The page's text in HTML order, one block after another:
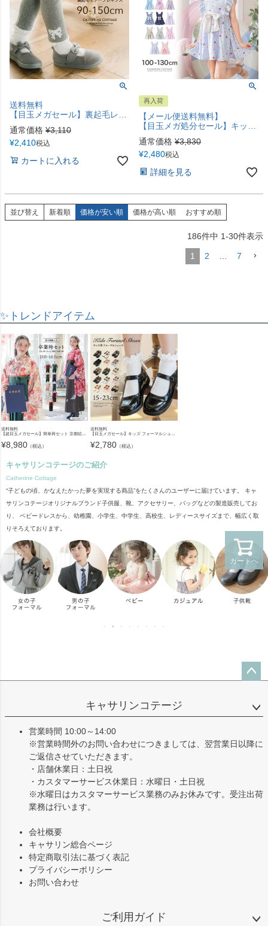
カートへ
送料無料
【目玉メガセール】裏起毛レースモチーフ女の子レギンスTAK
通常価格 ¥3,110
¥2,410税込
カートに入れる
再入荷
【メール便送料無料】
【目玉メガ処分セール】キッズ 水着 女の子 セール 肩フリルワンピース水着 スイムウェア インナーパンツ付き YUP12《メール便優先商品》
通常価格 ¥3,830
¥2,480税込
詳細を見る
並び替え 新着順 価格が安い順 価格が高い順 おすすめ順
186件中 1-30件表示
1 2 7
✨トレンドアイテム
送料無料
【超目玉メガセール】簡単袴セット 京都絵師描き下ろし新柄 2025年3月卒業 着付け かんたん袴 袴セット 小学校 卒業式 卒園式 女の子 袴 保育園 年長袴 簡単着付け 刺繍入り 和装 着物 七五三 [
¥8,980 （税込）
送料無料
【目玉メガセール】キッズ フォーマルシューズ 子供靴 フォーマルシューズ 女の子 ワンストラップ かかとクッション入りで靴擦れしにくい キッズ 入学式 卒業式 TAK ドレスシューズ
¥2,780 （税込）
キャサリンコテージのご紹介
Catherine Cottage
“子どもの頃、かなえたかった夢を実現する商品”をたくさんのユーザーに届けています。 キャ
サリンコテージオリジナルブランド子供服、靴、アクセサリー、バッグなどの製造販売してお
り、 ベビードレスから、幼稚園、小学生、中学生、高校生、レディースサイズまで、幅広く取
りそろえております。
ップ
キャサリンコテージ
営業時間 10:00～14:00
※営業時間外のお問い合わせにつきましては、翌営業日以降に
ご返信させていただきます。
・店舗休業日：土日祝
・カスタマーサービス休業日：水曜日・土日祝
※水曜日はカスタマーサービス業務のみお休みです。受注出荷
業務は行います。
会社概要
キャサリン総合ページ
特定商取引法に基づく表記
プライバシーポリシー
お問い合わせ
ご利用ガイド